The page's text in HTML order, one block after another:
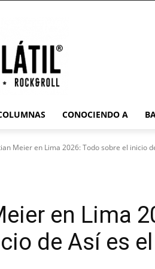
CONOCIENDO A
Meier en Lima 2026: Todo sobre el inicio
en Lima
de Así es